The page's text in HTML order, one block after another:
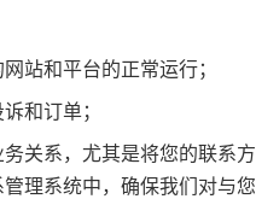
站和平台的正常运行；
和订单；
关系，尤其是将您的联系方
理系统中，确保我们对与您